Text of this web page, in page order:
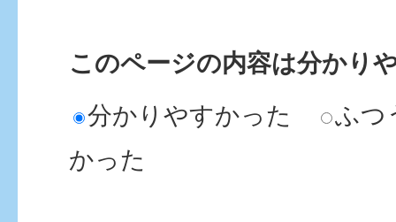
このページの内容は分かり
分かりやすかった
ふつ
かった